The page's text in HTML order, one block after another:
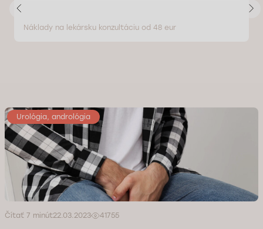
Náklady na lekársku konzultáciu od 48 eur
Urológia, andrológia
Čítať 7 minút22.03.2023 41755